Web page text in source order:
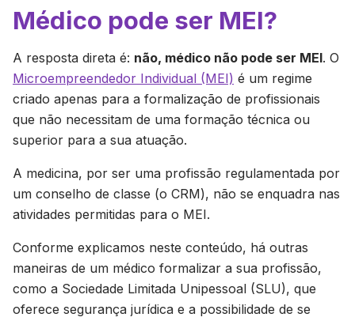
Médico pode ser MEI?
A resposta direta é: não, médico não pode ser MEI. O
Microempreendedor Individual (MEI) é um regime
criado apenas para a formalização de profissionais
que não necessitam de uma formação técnica ou
superior para a sua atuação.
A medicina, por ser uma profissão regulamentada por
um conselho de classe (o CRM), não se enquadra nas
atividades permitidas para o MEI.
Conforme explicamos neste conteúdo, há outras
maneiras de um médico formalizar a sua profissão,
como a Sociedade Limitada Unipessoal (SLU), que
oferece segurança jurídica e a possibilidade de se